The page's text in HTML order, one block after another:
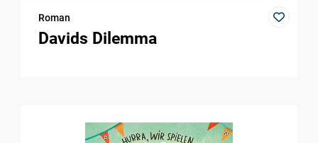
Roman
Davids Dilemma